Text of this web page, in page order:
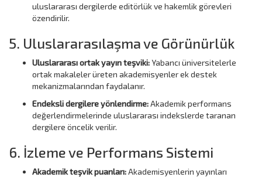
uluslararası dergilerde editörlük ve hakemlik görevleri
özendirilir.
5. Uluslararasılaşma ve Görünürlük
Uluslararası ortak yayın teşviki:Yabancı üniversitelerle
ortak makaleler üreten akademisyenler ek destek
mekanizmalarından faydalanır.
Endeksli dergilere yönlendirme:Akademik performans
değerlendirmelerinde uluslararası indekslerde taranan
dergilere öncelik verilir.
6. İzleme ve Performans Sistemi
Akademik teşvik puanları:Akademisyenlerin yayınları